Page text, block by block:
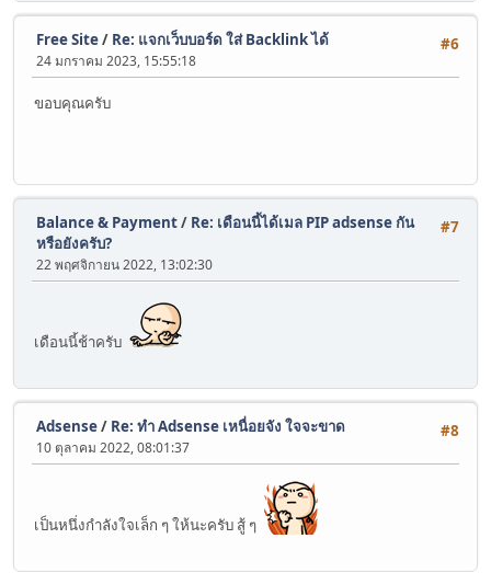
#6
Free Site/ Re: แจกเว็บบอร์ด ใส่ Backlink ได้
24 มกราคม 2023, 15:55:18
ขอบคุณครับ
#7
Balance & Payment/ Re: เดือนนี้ได้เมล PIP adsense กัน
หรือยังครับ?
22 พฤศจิกายน 2022, 13:02:30
เดือนนี้ช้าครับ
#8
Adsense/ Re: ทำ Adsense เหนื่อยจัง ใจจะขาด
10 ตุลาคม 2022, 08:01:37
เป็นหนึ่งกำลังใจเล็ก ๆ ให้นะครับ สู้ ๆ